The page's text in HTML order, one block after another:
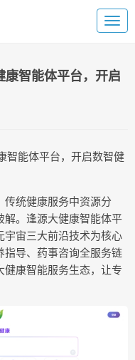
智能体平台，开启
智能体平台，开启数智健
传统健康服务中资源分
。逢源大健康智能体平
宇宙三大前沿技术为核心
指导、药事咨询全服务链
康智能服务生态，让专